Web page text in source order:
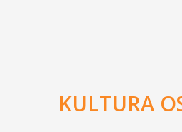
KULTURA